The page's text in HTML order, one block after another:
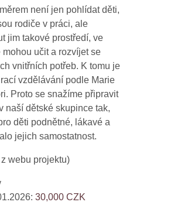
není jen pohlídat děti,
rodiče v práci, ale
jim takové prostředí, ve
mohou učit a rozvíjet se
vnitřních potřeb. K tomu je
vzdělávání podle Marie
Proto se snažíme připravit
naší dětské skupince tak,
děti podnětné, lákavé a
jejich samostatnost.
webu projektu)
30,000CZK